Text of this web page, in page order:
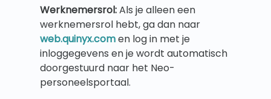
Werknemersrol:Als je alleen een
werknemersrol hebt, ga dan naar
web.quinyx.comen log in met je
inloggegevens en je wordt automatisch
doorgestuurd naar het Neo-
personeelsportaal.